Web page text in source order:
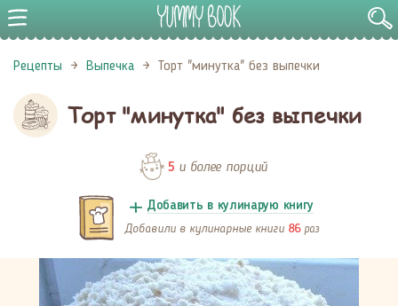
Рецепты Выпечка Торт "минутка" без выпечки
Торт "минутка" без выпечки
5 и более порций
Добавить в кулинарую книгу
Добавили в кулинарные книги 86 раз